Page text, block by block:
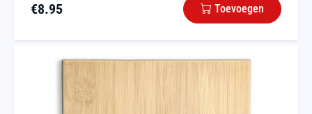
€8.95 Toevoegen